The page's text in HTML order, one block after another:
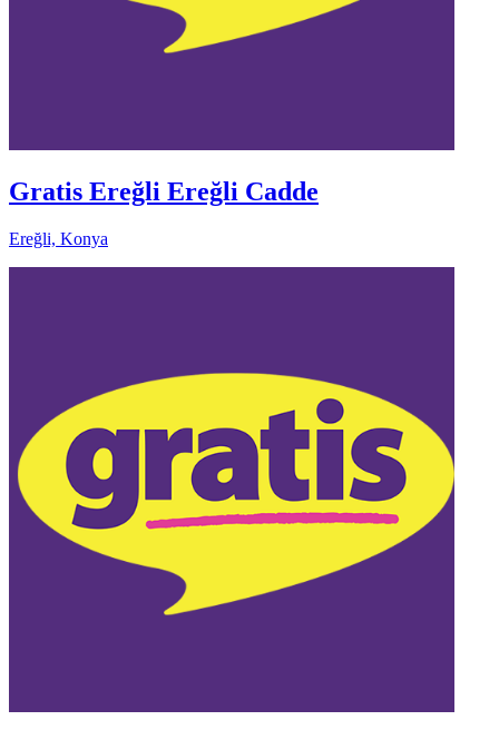
Gratis Ereğli Ereğli Cadde
Ereğli, Konya